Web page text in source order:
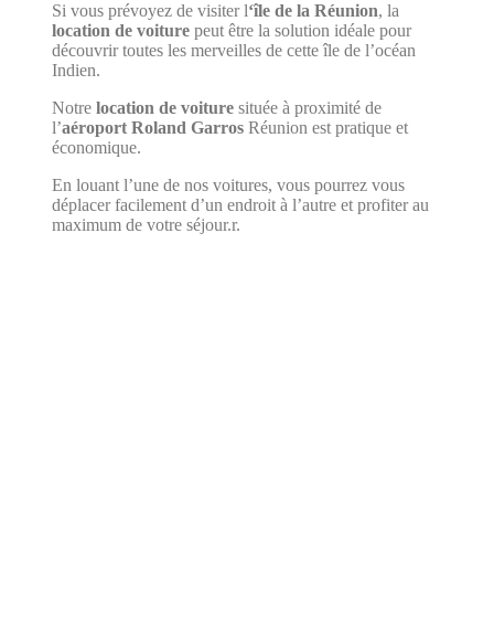
Si vous prévoyez de visiter l‘île de la Réunion, la
location de voiturepeut être la solution idéale pour
découvrir toutes les merveilles de cette île de l’océan
Indien.
Notre location de voituresituée à proximité de
l’aéroport Roland GarrosRéunion est pratique et
économique.
En louant l’une de nos voitures, vous pourrez vous
déplacer facilement d’un endroit à l’autre et profiter au
maximum de votre séjour.r.